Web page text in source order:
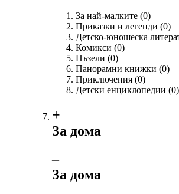
За най-малките (0)
Приказки и легенди (0)
Детско-юношеска
Комикси (0)
Пъзели (0)
Панорамни книжки (0)
Приключения (0)
Детски енциклопедии (0)
+
За дома
‒
За дома